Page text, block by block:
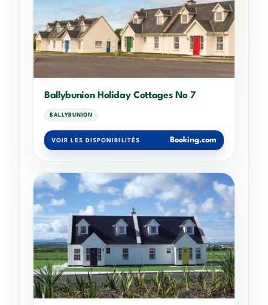
Ballybunion Holiday Cottages No 7
BALLYBUNION
VOIR LES DISPONIBILITÉS Booking.com